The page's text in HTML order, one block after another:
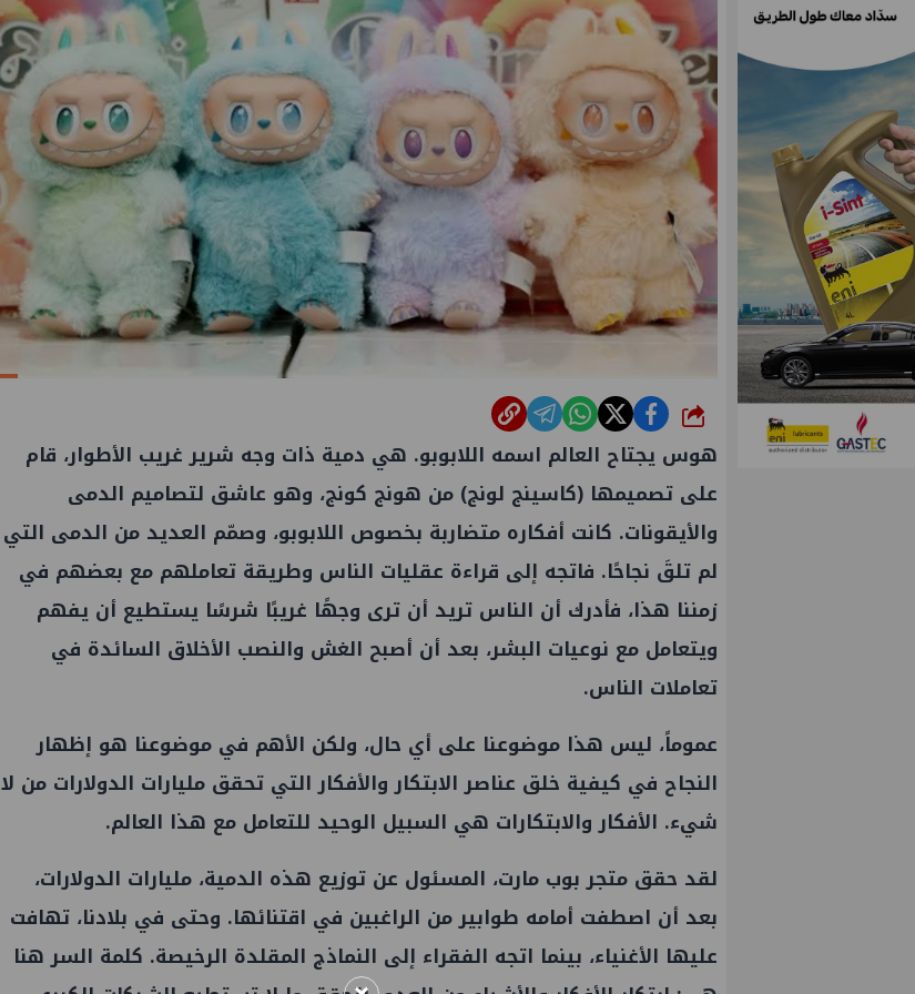
شارك
هوس يجتاح العالم اسمه اللابوبو. هي دمية ذات وجه شرير غريب الأطوار، قام
على تصميمها (كاسينج لونج) من هونج كونج، وهو عاشق لتصاميم الدمى
والأيقونات. كانت أفكاره متضاربة بخصوص اللابوبو، وصمّم العديد من الدمى التي
لم تلقَ نجاحًا. فاتجه إلى قراءة عقليات الناس وطريقة تعاملهم مع بعضهم في
زمننا هذا، فأدرك أن الناس تريد أن ترى وجهًا غريبًا شرسًا يستطيع أن يفهم
ويتعامل مع نوعيات البشر، بعد أن أصبح الغش والنصب الأخلاق السائدة في
تعاملات الناس.
عموماً، ليس هذا موضوعنا على أي حال، ولكن الأهم في موضوعنا هو إظهار
النجاح في كيفية خلق عناصر الابتكار والأفكار التي تحقق مليارات الدولارات من لا
شيء. الأفكار والابتكارات هي السبيل الوحيد للتعامل مع هذا العالم.
لقد حقق متجر بوب مارت، المسئول عن توزيع هذه الدمية، مليارات الدولارات،
بعد أن اصطفت أمامه طوابير من الراغبين في اقتنائها. وحتى في بلادنا، تهافت
عليها الأغنياء، بينما اتجه الفقراء إلى النماذج المقلدة الرخيصة. كلمة السر هنا